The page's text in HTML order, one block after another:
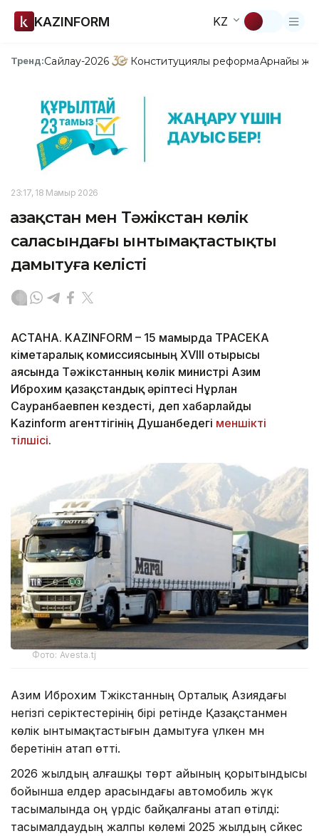
KAZINFORM KZ
Тренд:Сайлау-2026 Конституциялық реформаАрнайы
23:17, 18 Мамыр 2026
Қазақстан мен Тәжікстан көлік
саласындағы ынтымақтастықты
дамытуға келісті
АСТАНА. KAZINFORM – 15 мамырда ТРАСЕКА
Үкіметаралық комиссиясының XVIIІ отырысы
аясында Тәжікстанның көлік министрі Азим
Иброхим қазақстандық әріптесі Нұрлан
Сауранбаевпен кездесті, деп хабарлайды
Kazinform агенттігінің Душанбедегі меншікті
тілшісі.
Фото: Avesta.tj
Азим Иброхим Тәжікстанның Орталық Азиядағы
негізгі серіктестерінің бірі ретінде Қазақстанмен
көлік ынтымақтастығын дамытуға үлкен мән
беретінін атап өтті.
2026 жылдың алғашқы төрт айының қорытындысы
бойынша елдер арасындағы автомобиль жүк
тасымалында оң үрдіс байқалғаны атап өтілді:
тасымалдаудың жалпы көлемі 2025 жылдың сәйкес